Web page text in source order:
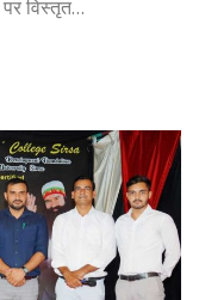
पर विस्तृत…